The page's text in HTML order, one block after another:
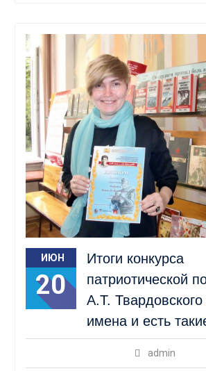
ИЮН
20
Итоги конкурса
патриотической
А.Т. Твардовского
имена и есть
admin